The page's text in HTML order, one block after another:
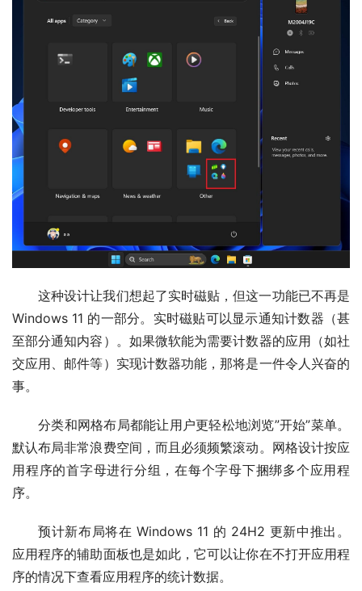
这种设计让我们想起了实时磁贴，但这一功能已不再是
Windows 11 的一部分。实时磁贴可以显示通知计数器（甚
至部分通知内容）。如果微软能为需要计数器的应用（如社
交应用、邮件等）实现计数器功能，那将是一件令人兴奋的
事。
分类和网格布局都能让用户更轻松地浏览”开始”菜单。
默认布局非常浪费空间，而且必须频繁滚动。网格设计按应
用程序的首字母进行分组，在每个字母下捆绑多个应用程
序。
预计新布局将在 Windows 11 的 24H2 更新中推出。
应用程序的辅助面板也是如此，它可以让你在不打开应用程
序的情况下查看应用程序的统计数据。